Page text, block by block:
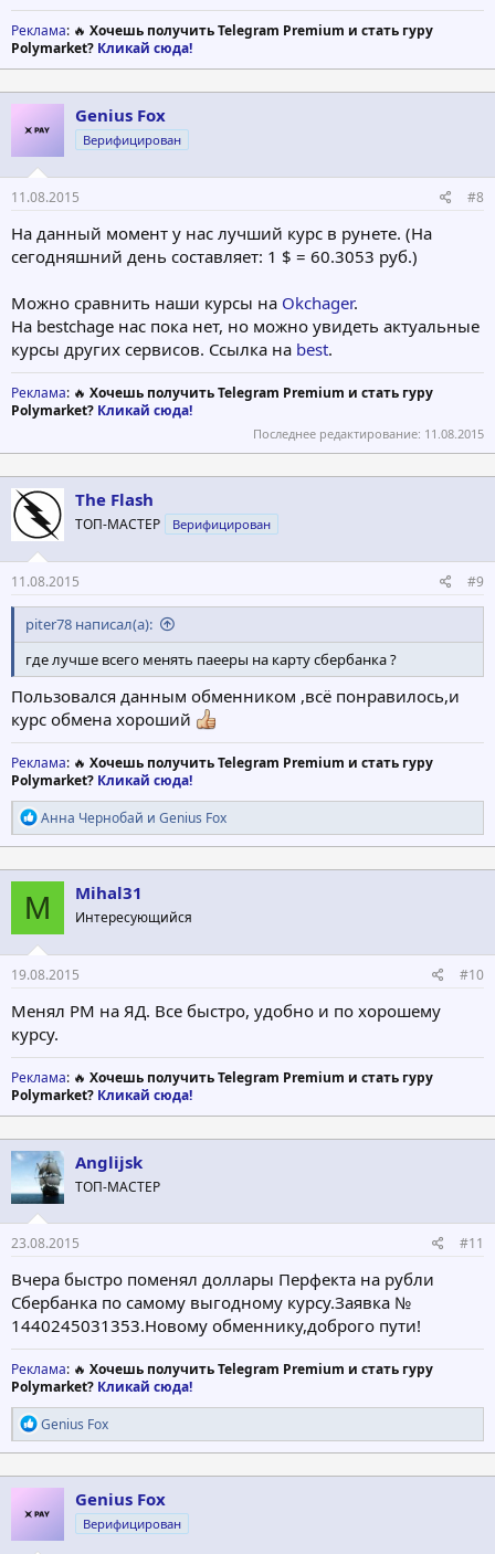
Реклама: 🔥 Хочешь получить Telegram Premium и стать гуру
Polymarket? Кликай сюда!
Genius Fox
Верифицирован
11.08.2015 #8
На данный момент у нас лучший курс в рунете. (На
сегодняшний день составляет: 1 $ = 60.3053 руб.)
Можно сравнить наши курсы на Okchager.
На bestchage нас пока нет, но можно увидеть актуальные
курсы других сервисов. Ссылка на best.
Реклама: 🔥 Хочешь получить Telegram Premium и стать гуру
Polymarket? Кликай сюда!
Последнее редактирование: 11.08.2015
The Flash
ТОП-МАСТЕР Верифицирован
11.08.2015 #9
piter78 написал(а):
где лучше всего менять паееры на карту сбербанка ?
Пользовался данным обменником ,всё понравилось,и
курс обмена хороший
Реклама: 🔥 Хочешь получить Telegram Premium и стать гуру
Polymarket? Кликай сюда!
Р
е
а
к
ц
и
и
:
Анна Чернобай и Genius Fox
M Mihal31
Интересующийся
19.08.2015 #10
Менял PM на ЯД. Все быстро, удобно и по хорошему
курсу.
Реклама: 🔥 Хочешь получить Telegram Premium и стать гуру
Polymarket? Кликай сюда!
Anglijsk
ТОП-МАСТЕР
23.08.2015 #11
Вчера быстро поменял доллары Перфекта на рубли
Сбербанка по самому выгодному курсу.Заявка №
1440245031353.Новому обменнику,доброго пути!
Реклама: 🔥 Хочешь получить Telegram Premium и стать гуру
Polymarket? Кликай сюда!
Р
е
а
к
ц
и
:
Genius Fox
Genius Fox
Верифицирован